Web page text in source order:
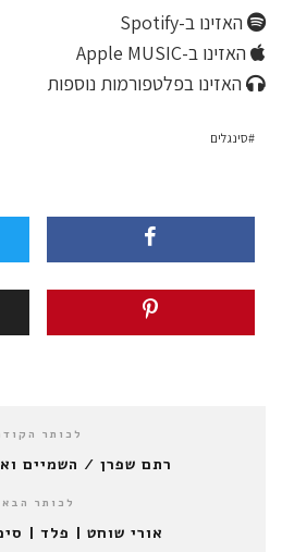
האזינו ב-Spotify
האזינו ב-Apple MUSIC
האזינו בפלטפורמות נוספות
סינגלים
לכותר
רתם שפרן / השמיים
לכותר הבא
אורי שוחט | פלד |